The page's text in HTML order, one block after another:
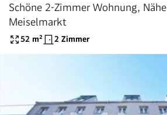
Schöne 2-Zimmer Wohnung, Nähe
Meiselmarkt
52 m² 2 Zimmer